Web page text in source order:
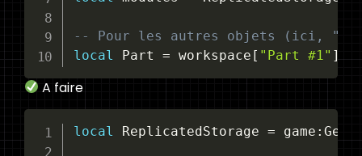
-- Pour les autres objets (ici,
local
Part = workspace [ "Part #1" ]
A faire
local ReplicatedStorage =